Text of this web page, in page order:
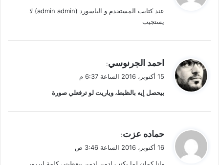
ل
عند كتابت المستخدم و الباسورد (admin admin) لا
يستجيب
ي
ق
ل
احمد الجرنوسي:
15 أكتوبر، 2016 الساعة 6:37 م
بيحصل إيه بالظبط، وياريت لو ترفعلي صورة
ي
ق
حماده عزت:
16 أكتوبر، 2016 الساعة 3:46 ص